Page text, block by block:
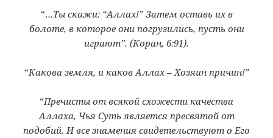
“…Ты скажи: “Аллах!” Затем оставь их в
болоте, в которое они погрузились, пусть они
играют”. (Коран, 6:91).
“Какова земля, и каков Аллах – Хозяин причин!”
“Пречисты от всякой схожести качества
Аллаха, Чья Суть является пресвятой от
подобий. И все знамения свидетельствуют о Его